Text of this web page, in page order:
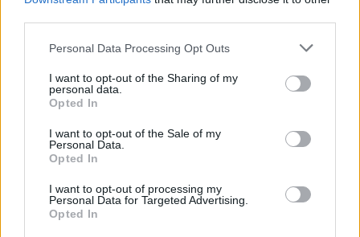
Personal Data Processing Opt Outs
I want to opt-out of the Sharing of my
personal data.
Opted In
I want to opt-out of the Sale of my
Personal Data.
Opted In
I want to opt-out of processing my
Personal Data for Targeted Advertising.
Opted In
Janko: “Jag köper nästan bara blask”
öl, smak och historia. Vi får höra om hans syn på en dryckesvärld...